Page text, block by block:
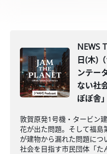
NEWS
日(木)
ンテー
ない社
ぽぽ舎
敦賀原発1号機・タービン
花が出た問題。そして福島
が建物から漏れた問題につ
社会を目指す市民団体「た